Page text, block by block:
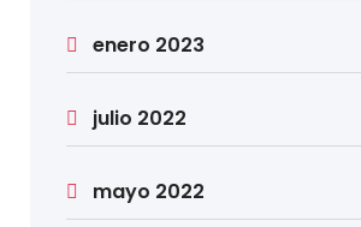
enero 2023
julio 2022
mayo 2022